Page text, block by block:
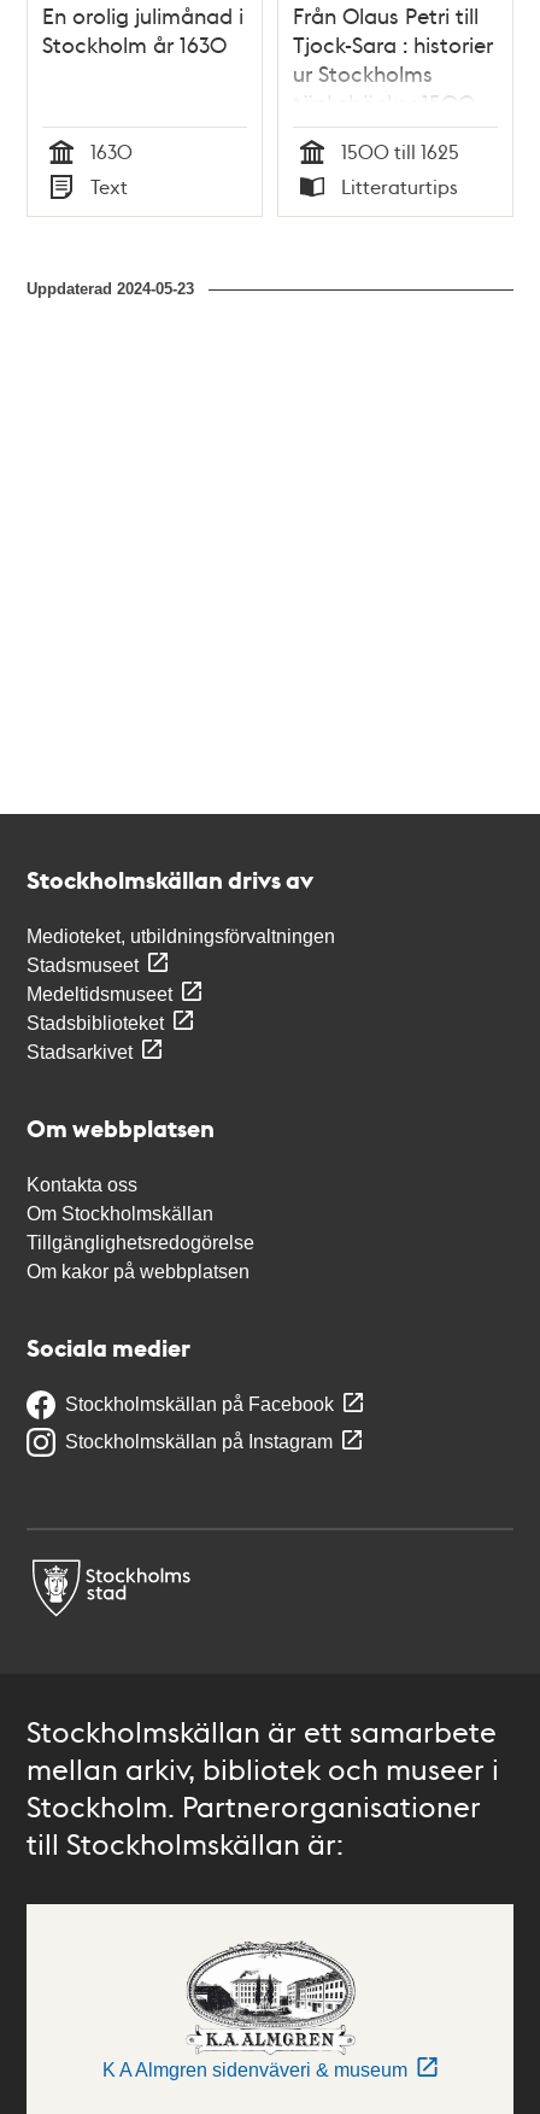
En orolig julimånad i
Stockholm år 1630
Tid
1630
Typ
Text
Från Olaus Petri till
Tjock-Sara : historier
ur Stockholms
tänkeböcker 1500-
1625 / Åke Eriksson
Tid
1500 till 1625
Typ
Litteraturtips
Uppdaterad2024-05-23
Stockholmskällan drivs av
Medioteket, utbildningsförvaltningen
Stadsmuseet
Medeltidsmuseet
Stadsbiblioteket
Stadsarkivet
Om webbplatsen
Kontakta oss
Om Stockholmskällan
Tillgänglighetsredogörelse
Om kakor på webbplatsen
Sociala medier
Stockholmskällan på Facebook
Stockholmskällan på Instagram
Stockholmskällan är ett samarbete
mellan arkiv, bibliotek och museer i
Stockholm. Partnerorganisationer
till Stockholmskällan är:
K A Almgren sidenväveri & museum